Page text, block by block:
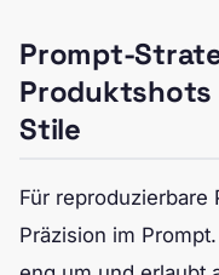
Prompt-
Stile
Für
Präzision im